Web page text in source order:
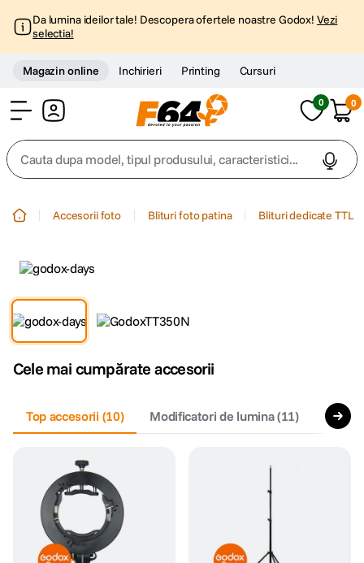
Da lumina ideilor tale! Descopera ofertele noastre Godox! Vezi
selectia!
Magazin online Inchirieri Printing Cursuri
0 0
Cauta dupa model, tipul produsului, caracteristici...
3. trepied telefon
peak design
lavaliera
card memorie
8
9. insta 360
Accesorii foto Blituri foto patina Blituri dedicate TTL
Cele mai cumpărate accesorii
Top accesorii (10) Modificatori de lumina(11)